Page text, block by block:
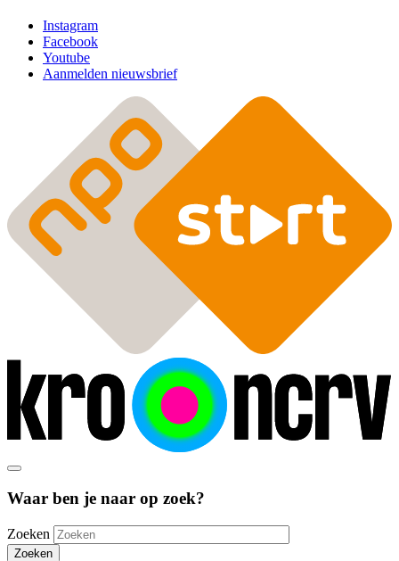
Instagram
Facebook
Youtube
Aanmelden nieuwsbrief
Waar ben je naar op zoek?
Zoeken
Zoeken